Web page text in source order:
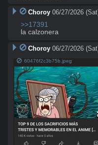
Choroy 06/27/2026
>>17391
la calzonera
Choroy 06/27/2026
60476f2c3b75b.jpeg